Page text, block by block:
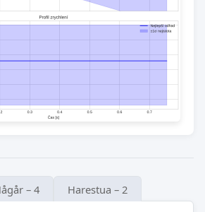
– 4 Harestua – 2